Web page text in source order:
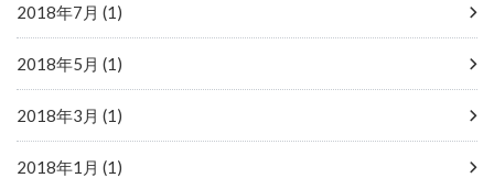
2018年7月 (1)
2018年5月 (1)
2018年3月 (1)
2018年1月 (1)